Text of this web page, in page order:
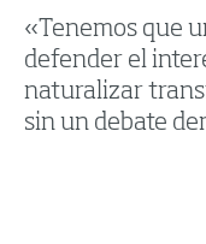
«Tenemos que
defender el
naturalizar
sin un debate